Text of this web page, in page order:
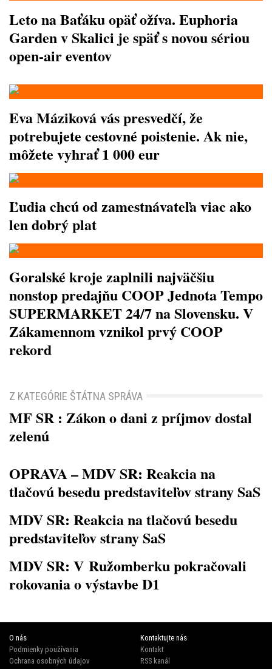
Leto na Baťáku opäť ožíva. Euphoria
Garden v Skalici je späť s novou sériou
open-air eventov
Eva Máziková vás presvedčí, že
potrebujete cestovné poistenie. Ak nie,
môžete vyhrať 1 000 eur
Ľudia chcú od zamestnávateľa viac ako
len dobrý plat
Goralské kroje zaplnili najväčšiu
nonstop predajňu COOP Jednota Tempo
SUPERMARKET 24/7 na Slovensku. V
Zákamennom vznikol prvý COOP
rekord
Z KATEGÓRIE ŠTÁTNA SPRÁVA
MF SR : Zákon o dani z príjmov dostal
zelenú
OPRAVA – MDV SR: Reakcia na
tlačovú besedu predstaviteľov strany SaS
MDV SR: Reakcia na tlačovú besedu
predstaviteľov strany SaS
MDV SR: V Ružomberku pokračovali
rokovania o výstavbe D1
O nás
Podmienky používania
Ochrana osobných údajov
Kontaktujte nás
Kontakt
RSS kanál